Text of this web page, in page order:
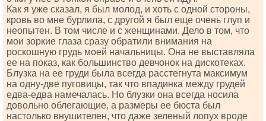
Как я уже сказал, я был молод, и хоть с одной стороны,
кровь во мне бурлила, с другой я был еще очень глуп и
неопытен. В том числе и с женщинами. Дело в том, что
мои зоркие глаза сразу обратили внимания на
роскошную грудь моей начальницы. Она не выставляла
ее на показ, как большинство девчонок на дискотеках.
Блузка на ее груди была всегда расстегнута максимум
на одну-две пуговицы, так что впадинка между грудей
едва-едва намечалась. Но блузки она всегда носила
довольно облегающие, а размеры ее бюста был
настолько внушителен, что даже зеленый лопух вроде